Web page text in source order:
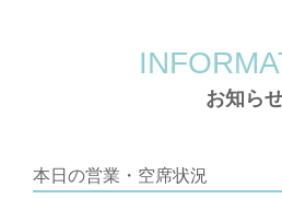
お知ら
本日の営業・空席状況